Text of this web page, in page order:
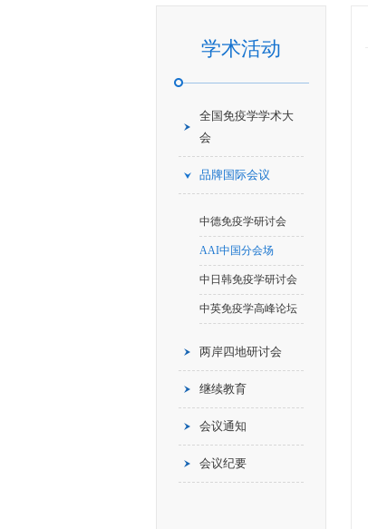
学术活动
全国免疫学学术大
会
品牌国际会议
中德免疫学研讨会
AAI中国分会场
中日韩免疫学研讨会
中英免疫学高峰论坛
两岸四地研讨会
继续教育
会议通知
会议纪要